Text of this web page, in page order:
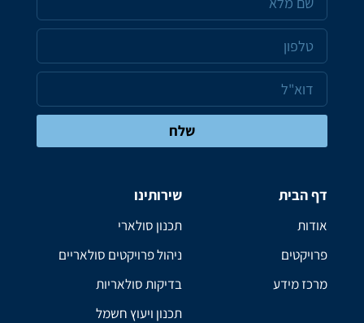
שלח
דף הבית
אודות
פרויקטים
מרכז מידע
שירותינו
תכנון סולארי
ניהול פרויקטים סולאריים
בדיקות סולאריות
תכנון ויעוץ חשמל